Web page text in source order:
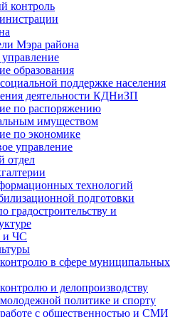
контроль
Мэра района
образования
поддержке населения
деятельности КДНиЗП
по распоряжению
имуществом
по экономике
управление
отдел
технологий
подготовки
градостроительству и
и ЧС
в сфере муниципальных
и делопроизводству
политике и спорту
с общественностью и СМИ